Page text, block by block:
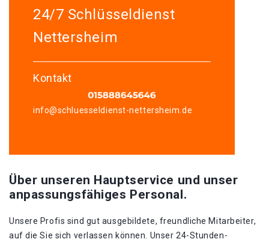
24/7 Schlüsseldienst
Nettersheim
Kontakt
info@schluesseldienst-nettersheim.de
Über unseren Hauptservice und unser
anpassungsfähiges Personal.
Unsere Profis sind gut ausgebildete, freundliche Mitarbeiter,
auf die Sie sich verlassen können. Unser 24-Stunden-